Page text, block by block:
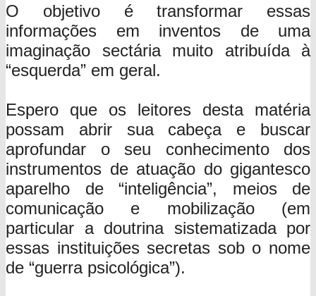
O objetivo é transformar essas
informações em inventos de uma
imaginação sectária muito atribuída à
“esquerda” em geral.
Espero que os leitores desta matéria
possam abrir sua cabeça e buscar
aprofundar o seu conhecimento dos
instrumentos de atuação do gigantesco
aparelho de “inteligência”, meios de
comunicação e mobilização (em
particular a doutrina sistematizada por
essas instituições secretas sob o nome
de “guerra psicológica”).